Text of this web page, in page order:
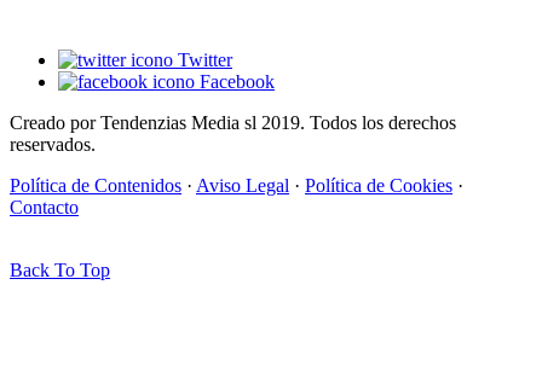
Twitter
Facebook
Creado por Tendenzias Media sl 2019. Todos los derechos
reservados.
Política de Contenidos · Aviso Legal · Política de Cookies ·
Contacto
Back To Top